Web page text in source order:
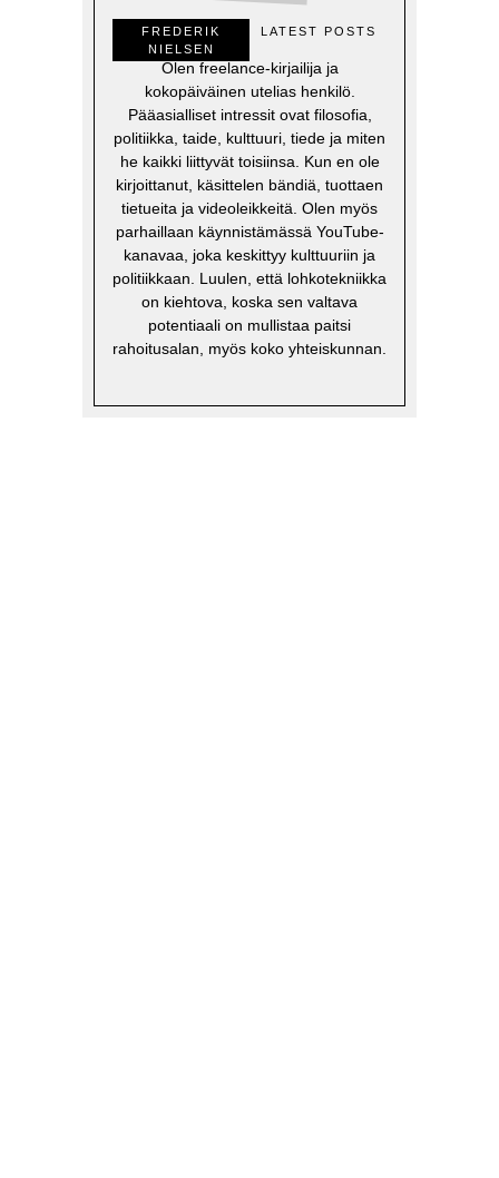
FREDERIK
NIELSEN
LATEST POSTS
Olen freelance-kirjailija ja
kokopäiväinen utelias henkilö.
Pääasialliset intressit ovat filosofia,
politiikka, taide, kulttuuri, tiede ja miten
he kaikki liittyvät toisiinsa. Kun en ole
kirjoittanut, käsittelen bändiä, tuottaen
tietueita ja videoleikkeitä. Olen myös
parhaillaan käynnistämässä YouTube-
kanavaa, joka keskittyy kulttuuriin ja
politiikkaan. Luulen, että lohkotekniikka
on kiehtova, koska sen valtava
potentiaali on mullistaa paitsi
rahoitusalan, myös koko yhteiskunnan.